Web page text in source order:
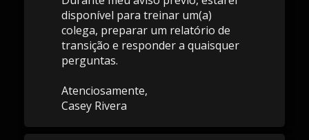
disponível para treinar um(a)
colega, preparar um relatório de
transição e responder a quaisquer
perguntas.
Atenciosamente,
Casey Rivera